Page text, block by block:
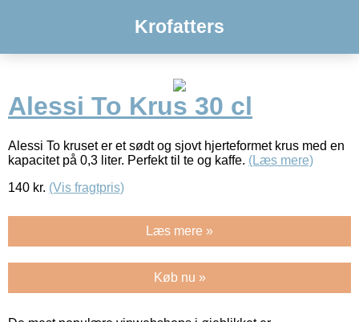
Krofatters
Alessi To Krus 30 cl
Alessi To kruset er et sødt og sjovt hjerteformet krus med en
kapacitet på 0,3 liter. Perfekt til te og kaffe. (Læs mere)
140 kr. (Vis fragtpris)
Læs mere »
Køb nu »